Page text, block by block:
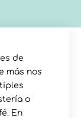
de
más nos
o
En